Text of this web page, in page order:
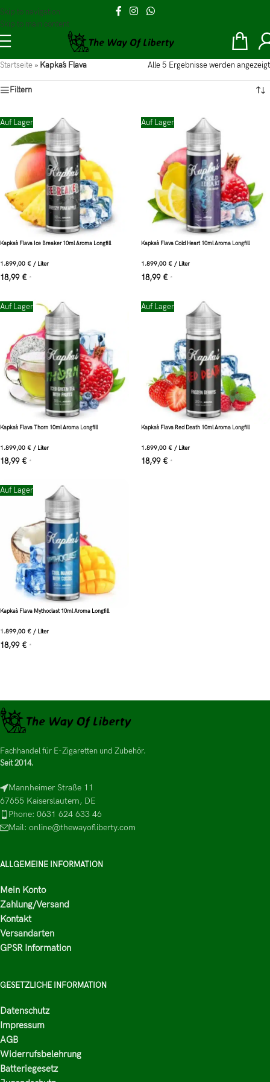
Skip to navigation
Skip to main content
Startseite » Kapka´s Flava Alle 5 Ergebnisse werden angezeigt
Filtern
Auf Lager
Kapka´s Flava Ice Breaker 10ml Aroma Longfill
1.899,00 € / Liter
18,99 € *
Auf Lager
Kapka´s Flava Cold Heart 10ml Aroma Longfill
1.899,00 € / Liter
18,99 € *
Auf Lager
Kapka´s Flava Thorn 10ml Aroma Longfill
1.899,00 € / Liter
18,99 € *
Auf Lager
Kapka´s Flava Red Death 10ml Aroma Longfill
1.899,00 € / Liter
18,99 € *
Auf Lager
Kapka´s Flava Mythoclast 10ml Aroma Longfill
1.899,00 € / Liter
18,99 € *
Fachhandel für E-Zigaretten und Zubehör.
Seit 2014.
Mannheimer Straße 11
67655 Kaiserslautern, DE
Phone: 0631 624 633 46
Mail: online@thewayofliberty.com
ALLGEMEINE INFORMATION
Mein Konto
Zahlung/Versand
Kontakt
Versandarten
GPSR Information
GESETZLICHE INFORMATION
Datenschutz
Impressum
AGB
Widerrufsbelehrung
Batteriegesetz